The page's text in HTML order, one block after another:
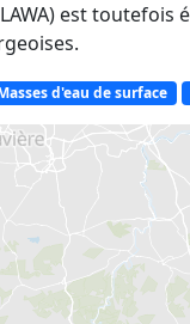
est toutefois
d'eau de surface